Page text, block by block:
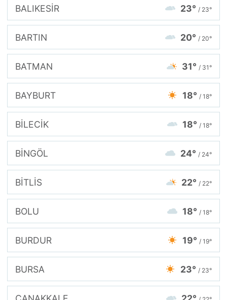
BALIKESİR 23° / 23°
BARTIN 20° / 20°
BATMAN 31° / 31°
BAYBURT 18° / 18°
BİLECİK 18° / 18°
BİNGÖL 24° / 24°
BİTLİS 22° / 22°
BOLU 18° / 18°
BURDUR 19° / 19°
BURSA 23° / 23°